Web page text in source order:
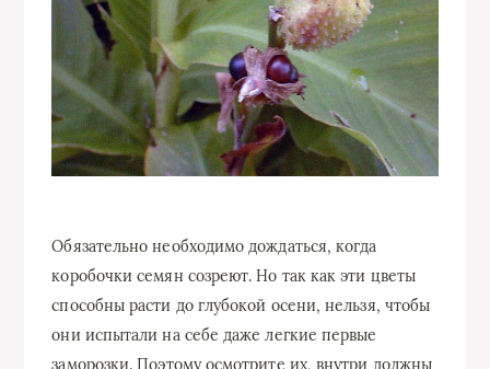
Обязательно необходимо дождаться, когда
коробочки семян созреют. Но так как эти цветы
способны расти до глубокой осени, нельзя, чтобы
они испытали на себе даже легкие первые
заморозки. Поэтому осмотрите их, внутри должны